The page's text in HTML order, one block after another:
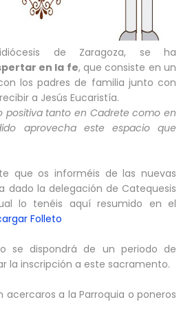
de Zaragoza, se ha
en la fe, que consiste en un
los padres de familia junto con
a Jesús Eucaristía.
positiva tanto en Cadrete como en
aprovecha este espacio que
que os informéis de las nuevas
dado la delegación de Catequesis
lo tenéis aquí resumido en el
Folleto
se dispondrá de un periodo de
la inscripción a este sacramento.
acercaros a la Parroquia o poneros